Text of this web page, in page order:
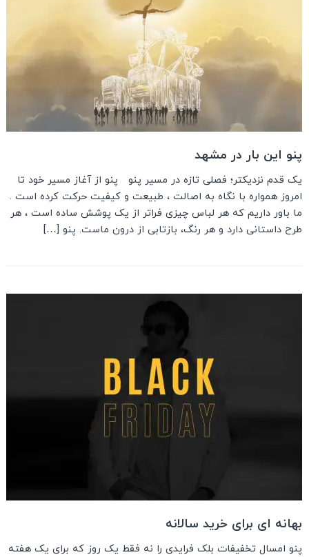
پنو این بار در مشهد
یک قدم نزدیکتر؛ فصلی تازه در مسیر پنو پنو از آغاز مسیر خود تا
امروز همواره با نگاه به اصالت ، طبیعت و کیفیت حرکت کرده است .
ما باور داریم که هر لباس چیزی فراتر از یک پوشش ساده است ، هر
طرح داستانی دارد و هر رنگ، بازتابی از درون ماست. پنو […]
بهانه ای برای خرید سالانه
پنو امسال تخفیفات بلک فرایدی را نه فقط یک روز که برای یک هفته